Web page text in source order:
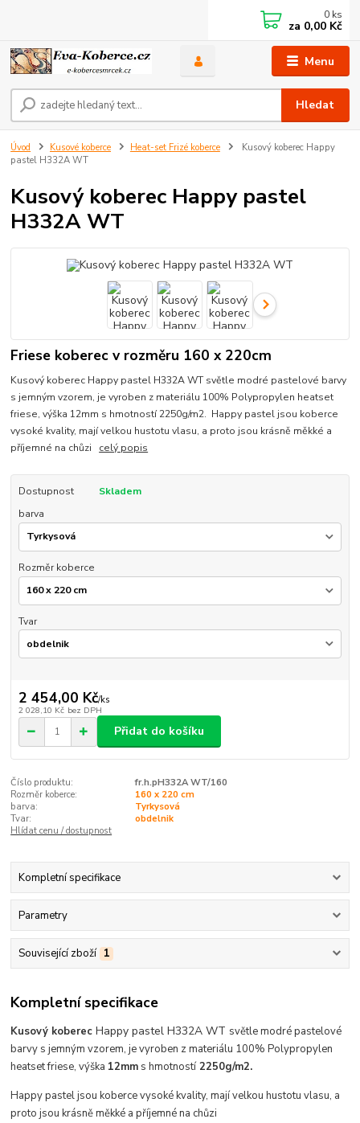
Menu
Hledat
0 ks
za 0,00 Kč
Úvod Kusové koberce Heat-set Frizé koberce
Kusový koberec Happy
pastel H332A WT
Kusový koberec Happy pastel
H332A WT
Friese koberec v rozměru 160 x 220cm
Kusový koberec Happy pastel H332A WT světle modré pastelové barvy
s jemným vzorem, je vyroben z materiálu 100% Polypropylen heatset
friese, výška 12mm s hmotností 2250g/m2. Happy pastel jsou koberce
vysoké kvality, mají velkou hustotu vlasu, a proto jsou krásně měkké a
příjemné na chůzi celý popis
Dostupnost
Skladem
barva
Rozměr koberce
Tvar
2 454,00 Kč/ks
2 028,10 Kč bez DPH
Přidat do košíku
Číslo produktu:
fr.h.pH332A WT/160
Rozměr koberce:
160 x 220 cm
barva:
Tyrkysová
Tvar:
obdelnik
Hlídat cenu / dostupnost
Kompletní specifikace
Parametry
Související zboží 1
Kompletní specifikace
Kusový koberecHappy pastel H332A WT světle modré pastelové
barvy s jemným vzorem, je vyroben z materiálu 100% Polypropylen
heatset friese, výška 12mm s hmotností2250g/m2.
Happy pastel jsou koberce vysokékvality,mají velkou hustotu vlasu, a
proto jsou krásně měkké apříjemnéna chůzi